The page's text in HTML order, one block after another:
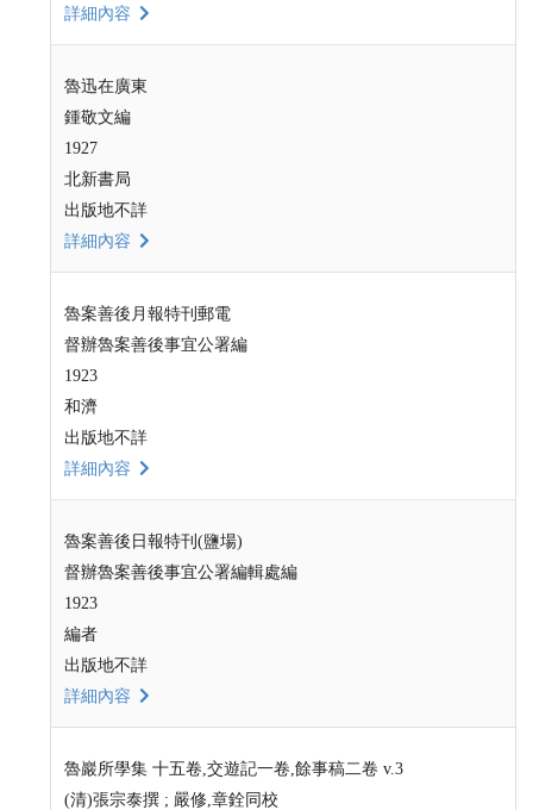
詳細內容
魯迅在廣東
鍾敬文編
1927
北新書局
出版地不詳
詳細內容
魯案善後月報特刊郵電
督辦魯案善後事宜公署編
1923
和濟
出版地不詳
詳細內容
魯案善後日報特刊(鹽場)
督辦魯案善後事宜公署編輯處編
1923
編者
出版地不詳
詳細內容
魯巖所學集 十五卷,交遊記一卷,餘事稿二卷 v.3
(清)張宗泰撰 ; 嚴修,章銓同校